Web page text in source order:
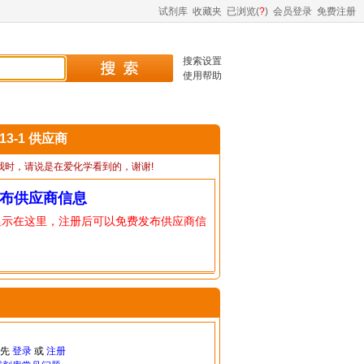
试剂库 收藏夹 已浏览(?) 会员登录 免费注册
搜索设置
使用帮助
1 供应商
时，请说是在爱化学看到的，谢谢!
供应商信息
在这里，注册后可以免费发布供应商信
登录或 注册